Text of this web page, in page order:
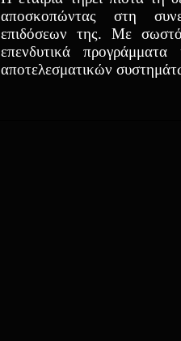
αποσκοπώντας στη
επιδόσεων της. Με σωστό
επενδυτικά
αποτελεσματικών